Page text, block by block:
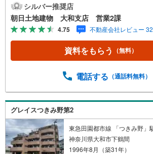
ったキッズコーナーやおむつ替えが
子様連れでも安心です。提携駐車場
際は、事前にご予約をお願いします■
る」ボタンよりご予約頂くとスムー
様の貴重なお時間の中でご希望の情
およその所要時間や内容は下記をご
現地/物件見学（30分～）〇周辺環境
設計致します。私達は様々なご要望
【コロナウイルス予防対策実施中】
ルコール除菌を設置しております〇接
の間隔を通常より広くお取りします〇
の消毒、除菌シート等を常備しており
使い捨てスリッパ・使い捨て手袋をご
シルバー推奨店
朝日土地建物 大和支店 営業2課
4.75 不動産会社レビュー
資料をもらう （無料）
電話する （通話料無料）
グレイスつきみ野第2
東急田園都市線 「つきみ野」
神奈川県大和市下鶴間
1996年8月（築31年）